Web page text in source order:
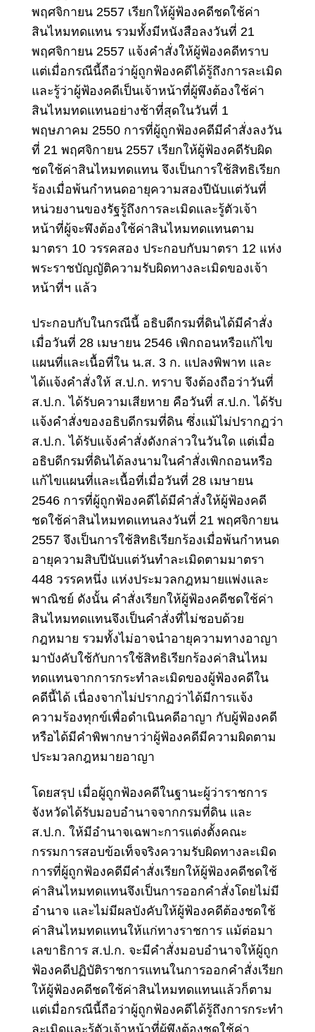
พฤศจิกายน 2557 เรียกให้ผู้ฟ้องคดีชดใช้ค่า
สินไหมทดแทน รวมทั้งมีหนังสือลงวันที่ 21
พฤศจิกายน 2557 แจ้งคำสั่งให้ผู้ฟ้องคดีทราบ
แต่เมื่อกรณีนี้ถือว่าผู้ถูกฟ้องคดีได้รู้ถึงการละเมิด
และรู้ว่าผู้ฟ้องคดีเป็นเจ้าหน้าที่ผู้พึงต้องใช้ค่า
สินไหมทดแทนอย่างช้าที่สุดในวันที่ 1
พฤษภาคม 2550 การที่ผู้ถูกฟ้องคดีมีคำสั่งลงวัน
ที่ 21 พฤศจิกายน 2557 เรียกให้ผู้ฟ้องคดีรับผิด
ชดใช้ค่าสินไหมทดแทน จึงเป็นการใช้สิทธิเรียก
ร้องเมื่อพ้นกำหนดอายุความสองปีนับแต่วันที่
หน่วยงานของรัฐรู้ถึงการละเมิดและรู้ตัวเจ้า
หน้าที่ผู้จะพึงต้องใช้ค่าสินไหมทดแทนตาม
มาตรา 10 วรรคสอง ประกอบกับมาตรา 12 แห่ง
พระราชบัญญัติความรับผิดทางละเมิดของเจ้า
หน้าที่ฯ แล้ว
ประกอบกับในกรณีนี้ อธิบดีกรมที่ดินได้มีคำสั่ง
เมื่อวันที่ 28 เมษายน 2546 เพิกถอนหรือแก้ไข
แผนที่และเนื้อที่ใน น.ส. 3 ก. แปลงพิพาท และ
ได้แจ้งคำสั่งให้ ส.ป.ก. ทราบ จึงต้องถือว่าวันที่
ส.ป.ก. ได้รับความเสียหาย คือวันที่ ส.ป.ก. ได้รับ
แจ้งคำสั่งของอธิบดีกรมที่ดิน ซึ่งแม้ไม่ปรากฏว่า
ส.ป.ก. ได้รับแจ้งคำสั่งดังกล่าวในวันใด แต่เมื่อ
อธิบดีกรมที่ดินได้ลงนามในคำสั่งเพิกถอนหรือ
แก้ไขแผนที่และเนื้อที่เมื่อวันที่ 28 เมษายน
2546 การที่ผู้ถูกฟ้องคดีได้มีคำสั่งให้ผู้ฟ้องคดี
ชดใช้ค่าสินไหมทดแทนลงวันที่ 21 พฤศจิกายน
2557 จึงเป็นการใช้สิทธิเรียกร้องเมื่อพ้นกำหนด
อายุความสิบปีนับแต่วันทำละเมิดตามมาตรา
448 วรรคหนึ่ง แห่งประมวลกฎหมายแพ่งและ
พาณิชย์ ดังนั้น คำสั่งเรียกให้ผู้ฟ้องคดีชดใช้ค่า
สินไหมทดแทนจึงเป็นคำสั่งที่ไม่ชอบด้วย
กฎหมาย รวมทั้งไม่อาจนำอายุความทางอาญา
มาบังคับใช้กับการใช้สิทธิเรียกร้องค่าสินไหม
ทดแทนจากการกระทำละเมิดของผู้ฟ้องคดีใน
คดีนี้ได้ เนื่องจากไม่ปรากฏว่าได้มีการแจ้ง
ความร้องทุกข์เพื่อดำเนินคดีอาญา กับผู้ฟ้องคดี
หรือได้มีคำพิพากษาว่าผู้ฟ้องคดีมีความผิดตาม
ประมวลกฎหมายอาญา
โดยสรุป เมื่อผู้ถูกฟ้องคดีในฐานะผู้ว่าราชการ
จังหวัดได้รับมอบอำนาจจากกรมที่ดิน และ
ส.ป.ก. ให้มีอำนาจเฉพาะการแต่งตั้งคณะ
กรรมการสอบข้อเท็จจริงความรับผิดทางละเมิด
การที่ผู้ถูกฟ้องคดีมีคำสั่งเรียกให้ผู้ฟ้องคดีชดใช้
ค่าสินไหมทดแทนจึงเป็นการออกคำสั่งโดยไม่มี
อำนาจ และไม่มีผลบังคับให้ผู้ฟ้องคดีต้องชดใช้
ค่าสินไหมทดแทนให้แก่ทางราชการ แม้ต่อมา
เลขาธิการ ส.ป.ก. จะมีคำสั่งมอบอำนาจให้ผู้ถูก
ฟ้องคดีปฏิบัติราชการแทนในการออกคำสั่งเรียก
ให้ผู้ฟ้องคดีชดใช้ค่าสินไหมทดแทนแล้วก็ตาม
แต่เมื่อกรณีนี้ถือว่าผู้ถูกฟ้องคดีได้รู้ถึงการกระทำ